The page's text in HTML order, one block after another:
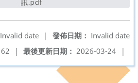
訊.pdf另開新視窗
發佈日期： Invalid date
Invalid date
|
最後更新日期： 2026-03-24 |
62 |